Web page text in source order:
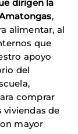
dirigen la
,
alimentar, al
que
apoyo
del
comprar
viviendas de
mayor